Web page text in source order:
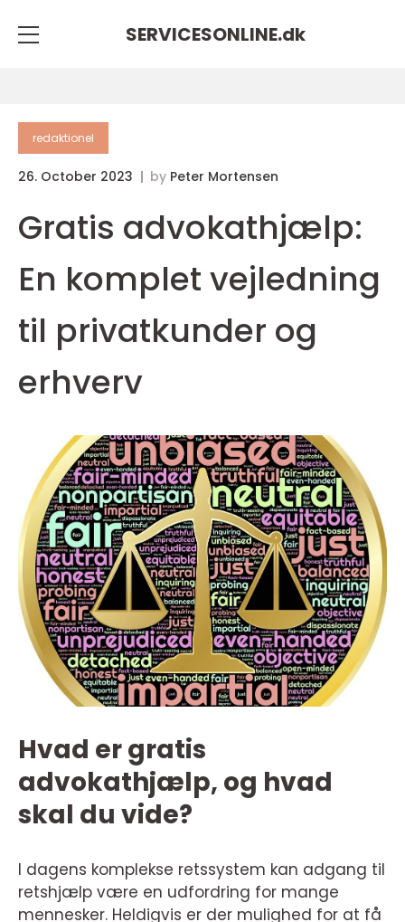
SERVICESONLINE.dk
redaktionel
26. October 2023 by Peter Mortensen
Gratis advokathjælp:
En komplet vejledning
til privatkunder og
erhverv
Hvad er gratis
advokathjælp, og hvad
skal du vide?
I dagens komplekse retssystem kan adgang til
retshjælp være en udfordring for mange
mennesker. Heldigvis er der mulighed for at få